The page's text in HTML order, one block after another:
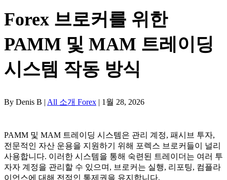
Forex 브로커를 위한
PAMM 및 MAM 트레이딩
시스템 작동 방식
By Denis B | All 소개 Forex | 1월 28, 2026
PAMM 및 MAM 트레이딩 시스템은 관리 계정, 패시브 투자,
전문적인 자산 운용을 지원하기 위해 포렉스 브로커들이 널리
사용합니다. 이러한 시스템을 통해 숙련된 트레이더는 여러 투
자자 계정을 관리할 수 있으며, 브로커는 실행, 리포팅, 컴플라
이언스에 대해 전적인 통제권을 유지합니다.